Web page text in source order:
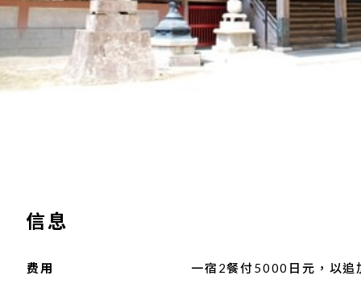
信息
费用
一宿2餐付5000日元，以追